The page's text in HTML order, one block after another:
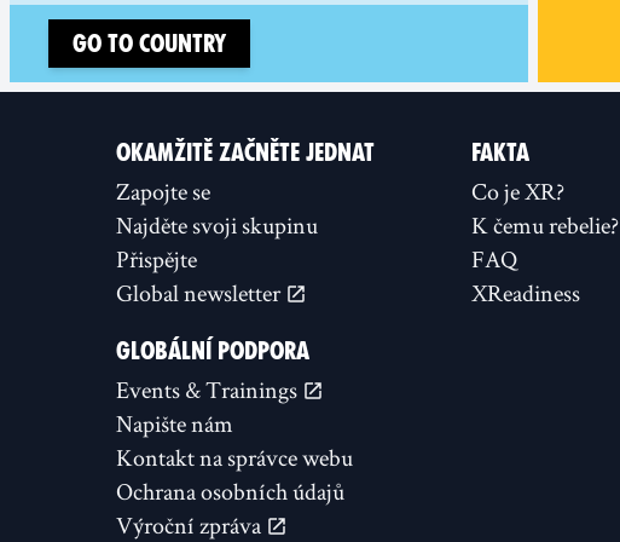
Go to country
OKAMŽITĚ ZAČNĚTE JEDNAT
Zapojte se
Najděte svoji skupinu
Přispějte
Global newsletter
FAKTA
Co je XR?
K čemu rebelie?
FAQ
XReadiness
GLOBÁLNÍ PODPORA
Events & Trainings
Napište nám
Kontakt na správce webu
Ochrana osobních údajů
Výroční zpráva